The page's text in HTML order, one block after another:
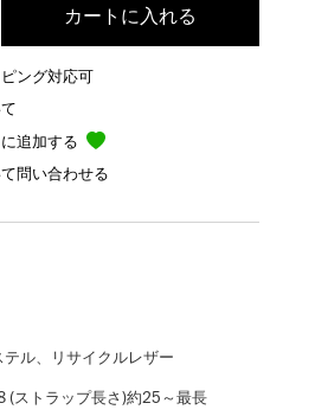
ング対応可
追加する
問い合わせる
ル、リサイクルレザー
(ストラップ長さ)約25～最長